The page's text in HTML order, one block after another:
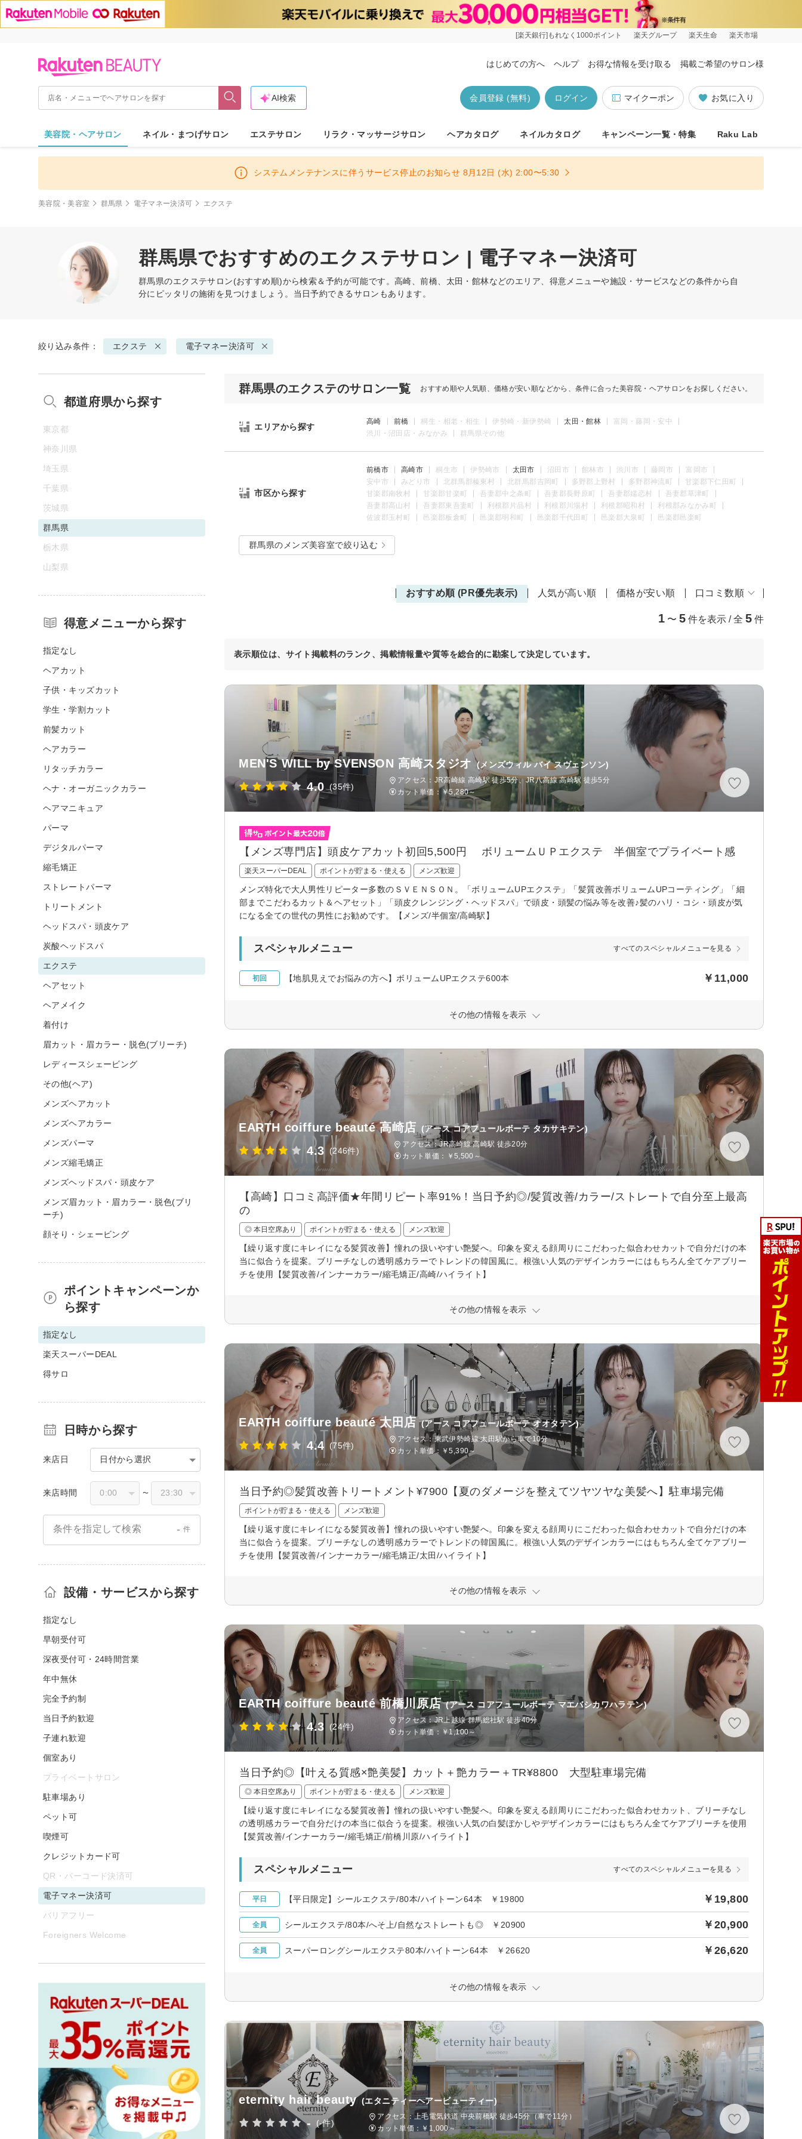
[楽天銀行]もれなく1000ポイント 楽天グループ 楽天生命 楽天市場
はじめての方へ ヘルプ お得な情報を受け取る 掲載ご希望のサロン様
お気に入り
マイクーポン
ログイン
会員登録 (無料)
AI検索
美容院・ヘアサロン ネイル・まつげサロン エステサロン リラク・マッサージサロン ヘアカタログ ネイルカタログ キャンペーン一覧・特集 Raku Lab
システムメンテナンスに伴うサービス停止のお知らせ 8月12日 (水) 2:00〜5:30
美容院・美容室 群馬県 電子マネー決済可 エクステ
群馬県でおすすめのエクステサロン | 電子マネー決済可
群馬県のエクステサロン(おすすめ順)から検索＆予約が可能です。高崎、前橋、太田・館林などのエリア、得意メニューや施設・サービスなどの条件から自
分にピッタリの施術を見つけましょう。当日予約できるサロンもあります。
絞り込み条件： エクステ 電子マネー決済可
群馬県のエクステのサロン一覧 おすすめ順や人気順、価格が安い順などから、条件に合った美容院・ヘアサロンをお探しください。
エリアから探す
高崎 前橋 桐生・相老・相生 伊勢崎・新伊勢崎 太田・館林
富岡・藤岡・安中
渋川・沼田店・みなかみ
群馬県その他
市区から探す
前橋市 高崎市 桐生市 伊勢崎市 太田市 沼田市 館林市 渋川市 藤岡市
富岡市
安中市
みどり市 北群馬郡榛東村 北群馬郡吉岡町 多野郡上野村 多野郡神流町
甘楽郡下仁田町
甘楽郡南牧村
甘楽郡甘楽町 吾妻郡中之条町 吾妻郡長野原町 吾妻郡嬬恋村
吾妻郡草津町
吾妻郡高山村
吾妻郡東吾妻町 利根郡片品村 利根郡川場村 利根郡昭和村
利根郡みなかみ町
佐波郡玉村町
邑楽郡板倉町 邑楽郡明和町 邑楽郡千代田町 邑楽郡大泉町 邑楽郡邑楽町
群馬県のメンズ美容室で絞り込む
おすすめ順 (PR優先表示) 人気が高い順 価格が安い順 口コミ数順
1 〜 5 件を表示 / 全 5 件
表示順位は、サイト掲載料のランク、掲載情報量や質等を総合的に勘案して決定しています。
MEN'S WILL by SVENSON 高崎スタジオ (メンズウィル バイ スヴェンソン)
4.0 (35件)
アクセス：JR高崎線 高崎駅 徒歩5分、JR八高線 高崎駅 徒歩5分
カット単価： ￥5,280～
【メンズ専門店】頭皮ケアカット初回5,500円 ボリュームＵＰエクステ 半個室でプライベート感
楽天スーパーDEAL ポイントが貯まる・使える メンズ歓迎
メンズ特化で大人男性リピーター多数のＳＶＥＮＳＯＮ。「ボリュームUPエクステ」「髪質改善ボリュームUPコーティング」「細
部までこだわるカット＆ヘアセット」「頭皮クレンジング・ヘッドスパ」で頭皮・頭髪の悩み等を改善♪髪のハリ・コシ・頭皮が気
になる全ての世代の男性にお勧めです。【メンズ/半個室/高崎駅】
スペシャルメニュー すべてのスペシャルメニューを見る
初回 【地肌見えでお悩みの方へ】ボリュームUPエクステ600本 ￥11,000
その他の情報を表示
EARTH coiffure beauté 高崎店 (アース コアフュールボーテ タカサキテン)
4.3 (246件)
アクセス：JR高崎線 高崎駅 徒歩20分
カット単価：
￥5,500～
【高崎】口コミ高評価★年間リピート率91%！当日予約◎/髪質改善/カラー/ストレートで自分至上最高
の
◎ 本日空席あり ポイントが貯まる・使える メンズ歓迎
【繰り返す度にキレイになる髪質改善】憧れの扱いやすい艶髪へ。印象を変える顔周りにこだわった似合わせカットで自分だけの本
当に似合うを提案。ブリーチなしの透明感カラーでトレンドの韓国風に。根強い人気のデザインカラーにはもちろん全てケアブリー
チを使用【髪質改善/インナーカラー/縮毛矯正/高崎/ハイライト】
その他の情報を表示
EARTH coiffure beauté 太田店 (アース コアフュールボーテ オオタテン)
4.4 (75件)
アクセス：東武伊勢崎線 太田駅から車で10分
カット単価： ￥5,390～
当日予約◎髪質改善トリートメント¥7900【夏のダメージを整えてツヤツヤな美髪へ】駐車場完備
ポイントが貯まる・使える メンズ歓迎
【繰り返す度にキレイになる髪質改善】憧れの扱いやすい艶髪へ。印象を変える顔周りにこだわった似合わせカットで自分だけの本
当に似合うを提案。ブリーチなしの透明感カラーでトレンドの韓国風に。根強い人気のデザインカラーにはもちろん全てケアブリー
チを使用【髪質改善/インナーカラー/縮毛矯正/太田/ハイライト】
その他の情報を表示
EARTH coiffure beauté 前橋川原店 (アース コアフュールボーテ マエバシカワハラテン)
4.3 (24件)
アクセス：JR上越線 群馬総社駅 徒歩40分
カット単価： ￥1,100～
当日予約◎【叶える質感×艶美髪】カット＋艶カラー＋TR¥8800 大型駐車場完備
◎ 本日空席あり ポイントが貯まる・使える メンズ歓迎
【繰り返す度にキレイになる髪質改善】憧れの扱いやすい艶髪へ。印象を変える顔周りにこだわった似合わせカット、ブリーチなし
の透明感カラーで自分だけの本当に似合うを提案。根強い人気の白髪ぼかしやデザインカラーにはもちろん全てケアブリーチを使用
【髪質改善/インナーカラー/縮毛矯正/前橋川原/ハイライト】
スペシャルメニュー すべてのスペシャルメニューを見る
平日 【平日限定】シールエクステ/80本/ハイトーン64本 ￥19800 ￥19,800
全員 シールエクステ/80本/へそ上/自然なストレートも◎ ￥20900 ￥20,900
全員 スーパーロングシールエクステ80本/ハイトーン64本 ￥26620 ￥26,620
その他の情報を表示
eternity hair beauty (エタニティーヘアービューティー)
- (-件)
アクセス：上毛電気鉄道 中央前橋駅 徒歩45分（車で11分）
カット単価： ￥1,000～
都道府県から探す
東京都
神奈川県
埼玉県
千葉県
茨城県
群馬県
栃木県
山梨県
得意メニューから探す
指定なし
ヘアカット
子供・キッズカット
学生・学割カット
前髪カット
ヘアカラー
リタッチカラー
ヘナ・オーガニックカラー
ヘアマニキュア
パーマ
デジタルパーマ
縮毛矯正
ストレートパーマ
トリートメント
ヘッドスパ・頭皮ケア
炭酸ヘッドスパ
エクステ
ヘアセット
ヘアメイク
着付け
眉カット・眉カラー・脱色(ブリーチ)
レディースシェービング
その他(ヘア)
メンズヘアカット
メンズヘアカラー
メンズパーマ
メンズ縮毛矯正
メンズヘッドスパ・頭皮ケア
メンズ眉カット・眉カラー・脱色(ブリ
ーチ)
顔そり・シェービング
ポイントキャンペーンか
ら探す
指定なし
楽天スーパーDEAL
得サロ
日時から探す
来店日 日付から選択
来店時間 〜
条件を指定して検索 - 件
設備・サービスから探す
指定なし
早朝受付可
深夜受付可・24時間営業
年中無休
完全予約制
当日予約歓迎
子連れ歓迎
個室あり
プライベートサロン
駐車場あり
ペット可
喫煙可
クレジットカード可
QR・バーコード決済可
電子マネー決済可
バリアフリー
Foreigners Welcome